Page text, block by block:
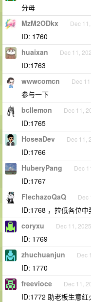
分母
MzM2ODkx Dec
ID: 1760
huaixan Dec 11,
ID:1763
wwwcomcn Dec
参与一下
bcllemon Dec 11,
ID:1765
HoseaDev Dec 11,
ID:1766
HuberyPang Dec
ID:1767
FlechazoQaQ Dec
ID:1768 ，拉低各位中
coryxu Dec 11, 2025
ID: 1769
zhuchuanjun Dec
ID: 1770
freevioce Dec 11,
ID:1772 助老板生意红